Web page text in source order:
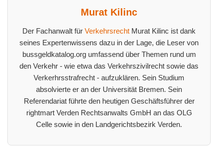
Murat Kilinc
Der Fachanwalt für Verkehrsrecht Murat Kilinc ist dank
seines Expertenwissens dazu in der Lage, die Leser von
bussgeldkatalog.org umfassend über Themen rund um
den Verkehr - wie etwa das Verkehrszivilrecht sowie das
Verkerhrsstrafrecht - aufzuklären. Sein Studium
absolvierte er an der Universität Bremen. Sein
Referendariat führte den heutigen Geschäftsführer der
rightmart Verden Rechtsanwalts GmbH an das OLG
Celle sowie in den Landgerichtsbezirk Verden.